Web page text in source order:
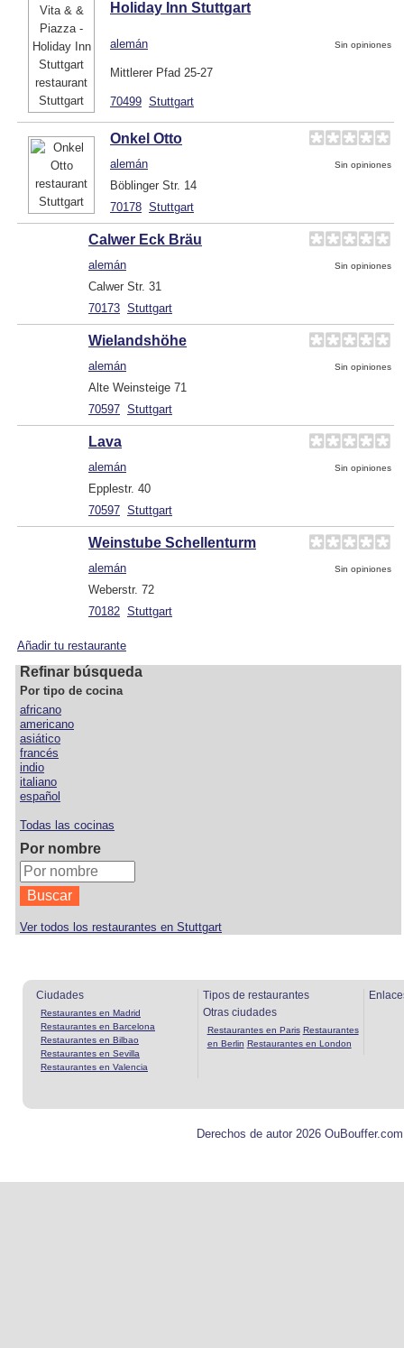
Holiday Inn Stuttgart
alemán Sin opiniones
Mittlerer Pfad 25-27
70499 Stuttgart
Onkel Otto
alemán Sin opiniones
Böblinger Str. 14
70178 Stuttgart
Calwer Eck Bräu
alemán Sin opiniones
Calwer Str. 31
70173 Stuttgart
Wielandshöhe
alemán Sin opiniones
Alte Weinsteige 71
70597 Stuttgart
Lava
alemán Sin opiniones
Epplestr. 40
70597 Stuttgart
Weinstube Schellenturm
alemán Sin opiniones
Weberstr. 72
70182 Stuttgart
Añadir tu restaurante
Refinar búsqueda
Por tipo de cocina
africano
americano
asiático
francés
indio
italiano
español
Todas las cocinas
Por nombre
Ver todos los restaurantes en Stuttgart
Ciudades
Restaurantes en Madrid
Restaurantes en Barcelona
Restaurantes en Bilbao
Restaurantes en Sevilla
Restaurantes en Valencia
Tipos de restaurantes
Otras ciudades
Restaurantes en Paris Restaurantes
en Berlin Restaurantes en London
Derechos de autor 2026